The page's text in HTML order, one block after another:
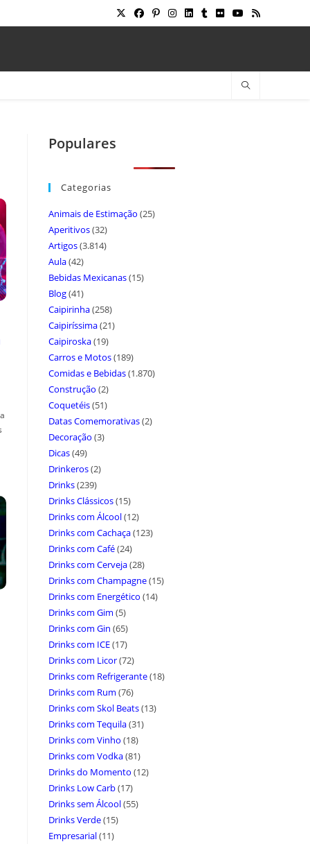
Populares
Categorias
Animais de Estimação (25)
Aperitivos(32)
Artigos(3.814)
Aula(42)
Bebidas Mexicanas(15)
Blog(41)
Caipirinha(258)
Caipiríssima(21)
Caipiroska(19)
Carros e Motos(189)
Comidas e Bebidas(1.870)
Construção (2)
Coquetéis(51)
Datas Comemorativas(2)
Decoração (3)
Dicas(49)
Drinkeros(2)
Drinks(239)
Drinks Clássicos(15)
Drinks com Álcool(12)
Drinks com Cachaça(123)
Drinks com Café(24)
Drinks com Cerveja(28)
Drinks com Champagne(15)
Drinks com Energético (14)
Drinks com Gim (5)
Drinks com Gin (65)
Drinks com ICE(17)
Drinks com Licor(72)
Drinks com Refrigerante(18)
Drinks com Rum (76)
Drinks com Skol Beats(13)
Drinks com Tequila(31)
Drinks com Vinho (18)
Drinks com Vodka(81)
Drinks do Momento (12)
Drinks Low Carb(17)
Drinks sem Álcool(55)
Drinks Verde(15)
Empresarial(11)